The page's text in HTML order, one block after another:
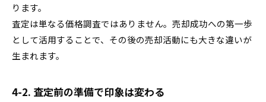
ります。
査定は単なる価格調査ではありません。売却成功への第一歩
として活用することで、その後の売却活動にも大きな違いが
生まれます。
4-2. 査定前の準備で印象は変わる